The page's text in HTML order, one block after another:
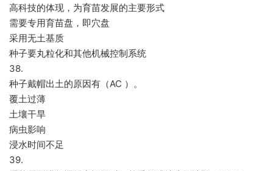
高科技的体现，为育苗发展的主要形式
需要专用育苗盘，即穴盘
采用无土基质
种子要丸粒化和其他机械控制系统
38.
种子戴帽出土的原因有（AC ）。
覆土过薄
土壤干旱
病虫影响
浸水时间不足
39.